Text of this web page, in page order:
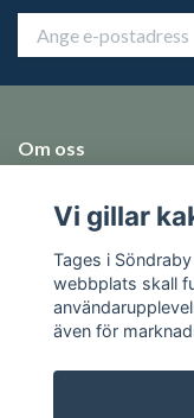
Om oss
Emballage
Sociala medier
Vi gillar
Tages i
webbplats skall
även för